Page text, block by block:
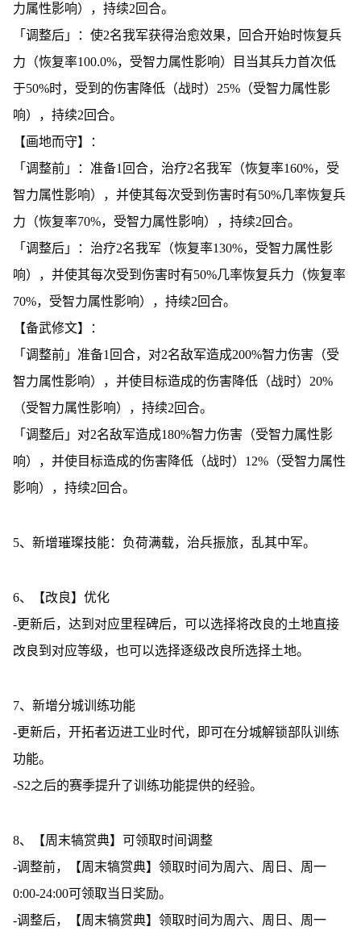
力属性影响），持续2回合。
「调整后」：使2名我军获得治愈效果，回合开始时恢复兵
力（恢复率100.0%，受智力属性影响）目当其兵力首次低
于50%时，受到的伤害降低（战时）25%（受智力属性影
响），持续2回合。
【画地而守】：
「调整前」：准备1回合，治疗2名我军（恢复率160%，受
智力属性影响），并使其每次受到伤害时有50%几率恢复兵
力（恢复率70%，受智力属性影响），持续2回合。
「调整后」：治疗2名我军（恢复率130%，受智力属性影
响），并使其每次受到伤害时有50%几率恢复兵力（恢复率
70%，受智力属性影响），持续2回合。
【备武修文】：
「调整前」准备1回合，对2名敌军造成200%智力伤害（受
智力属性影响），并使目标造成的伤害降低（战时）20%
（受智力属性影响），持续2回合。
「调整后」对2名敌军造成180%智力伤害（受智力属性影
响），并使目标造成的伤害降低（战时）12%（受智力属性
影响），持续2回合。
5、新增璀璨技能：负荷满载，治兵振旅，乱其中军。
6、【改良】优化
-更新后，达到对应里程碑后，可以选择将改良的土地直接
改良到对应等级，也可以选择逐级改良所选择土地。
7、新增分城训练功能
-更新后，开拓者迈进工业时代，即可在分城解锁部队训练
功能。
-S2之后的赛季提升了训练功能提供的经验。
8、【周末犒赏典】可领取时间调整
-调整前，【周末犒赏典】领取时间为周六、周日、周一
0:00-24:00可领取当日奖励。
-调整后，【周末犒赏典】领取时间为周六、周日、周一